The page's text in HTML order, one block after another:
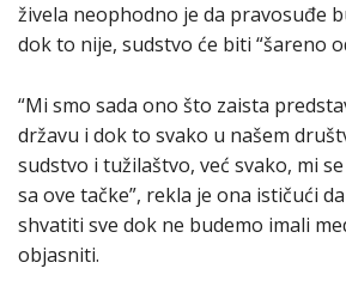
živela neophodno je da pravosuđe
dok to nije, sudstvo će biti “šareno
“Mi smo sada ono što zaista
državu i dok to svako u našem
sudstvo i tužilaštvo, već svako, mi
sa ove tačke”, rekla je ona ističući
shvatiti sve dok ne budemo imali
objasniti.